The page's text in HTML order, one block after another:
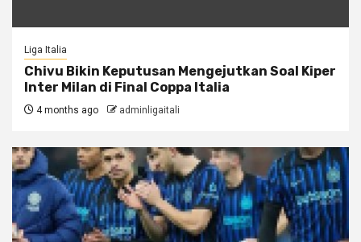
Liga Italia
Chivu Bikin Keputusan Mengejutkan Soal Kiper
Inter Milan di Final Coppa Italia
4 months ago adminligaitali